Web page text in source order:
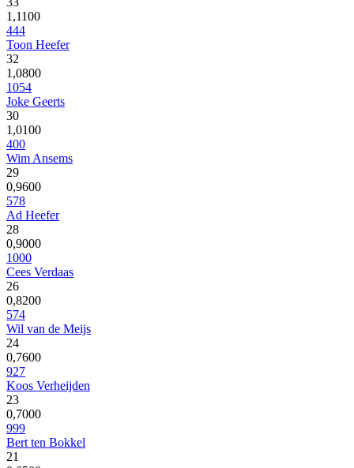
1,1100
444
Toon Heefer
32
1,0800
1054
Joke Geerts
30
1,0100
400
Wim Ansems
29
0,9600
578
Ad Heefer
28
0,9000
1000
Cees Verdaas
26
0,8200
574
Wil van de Meijs
24
0,7600
927
Koos Verheijden
23
0,7000
999
Bert ten Bokkel
21